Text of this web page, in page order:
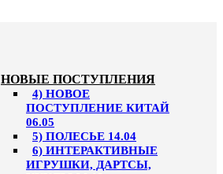
НОВЫЕ ПОСТУПЛЕНИЯ
4) НОВОЕ
ПОСТУПЛЕНИЕ КИТАЙ
06.05
5) ПОЛЕСЬЕ 14.04
6) ИНТЕРАКТИВНЫЕ
ИГРУШКИ, ДАРТСЫ,